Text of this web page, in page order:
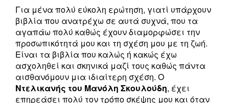
Για μένα πολύ εύκολη ερώτηση, γιατί υπάρχουν
βιβλία που ανατρέχω σε αυτά συχνά, που τα
αγαπάω πολύ καθώς έχουν διαμορφώσει την
προσωπικότητά μου και τη σχέση μου με τη ζωή.
Είναι τα βιβλία που καλώς ή κακώς έχω
ασχοληθεί και σκηνικά μαζί τους καθώς πάντα
αισθανόμουν μια ιδιαίτερη σχέση. Ο
Ντελικανής του Μανόλη Σκουλούδη, έχει
επηρεάσει πολύ τον τρόπο σκέψης μου και όταν